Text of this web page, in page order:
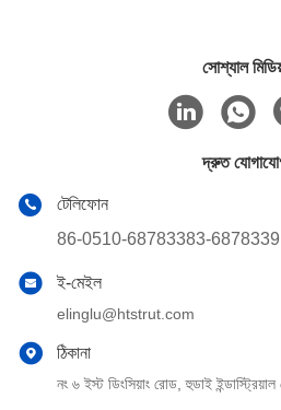
সোশ্যাল
দ্রুত
টেলিফোন
86-0510-68783383-
ই-মেইল
elinglu@htstrut.com
ঠিকানা
নং ৬ ইস্ট ডিংসিয়াং রোড, হুডাই